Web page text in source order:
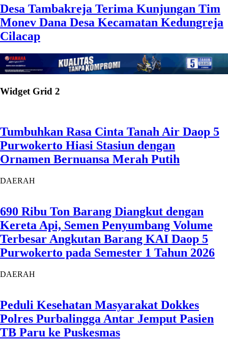
Desa Tambakreja Terima Kunjungan Tim
Monev Dana Desa Kecamatan Kedungreja
Cilacap
Widget Grid 2
Tumbuhkan Rasa Cinta Tanah Air Daop 5
Purwokerto Hiasi Stasiun dengan
Ornamen Bernuansa Merah Putih
DAERAH
690 Ribu Ton Barang Diangkut dengan
Kereta Api, Semen Penyumbang Volume
Terbesar Angkutan Barang KAI Daop 5
Purwokerto pada Semester 1 Tahun 2026
DAERAH
Peduli Kesehatan Masyarakat Dokkes
Polres Purbalingga Antar Jemput Pasien
TB Paru ke Puskesmas